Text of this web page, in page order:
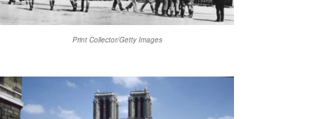
Print Collector/Getty Images